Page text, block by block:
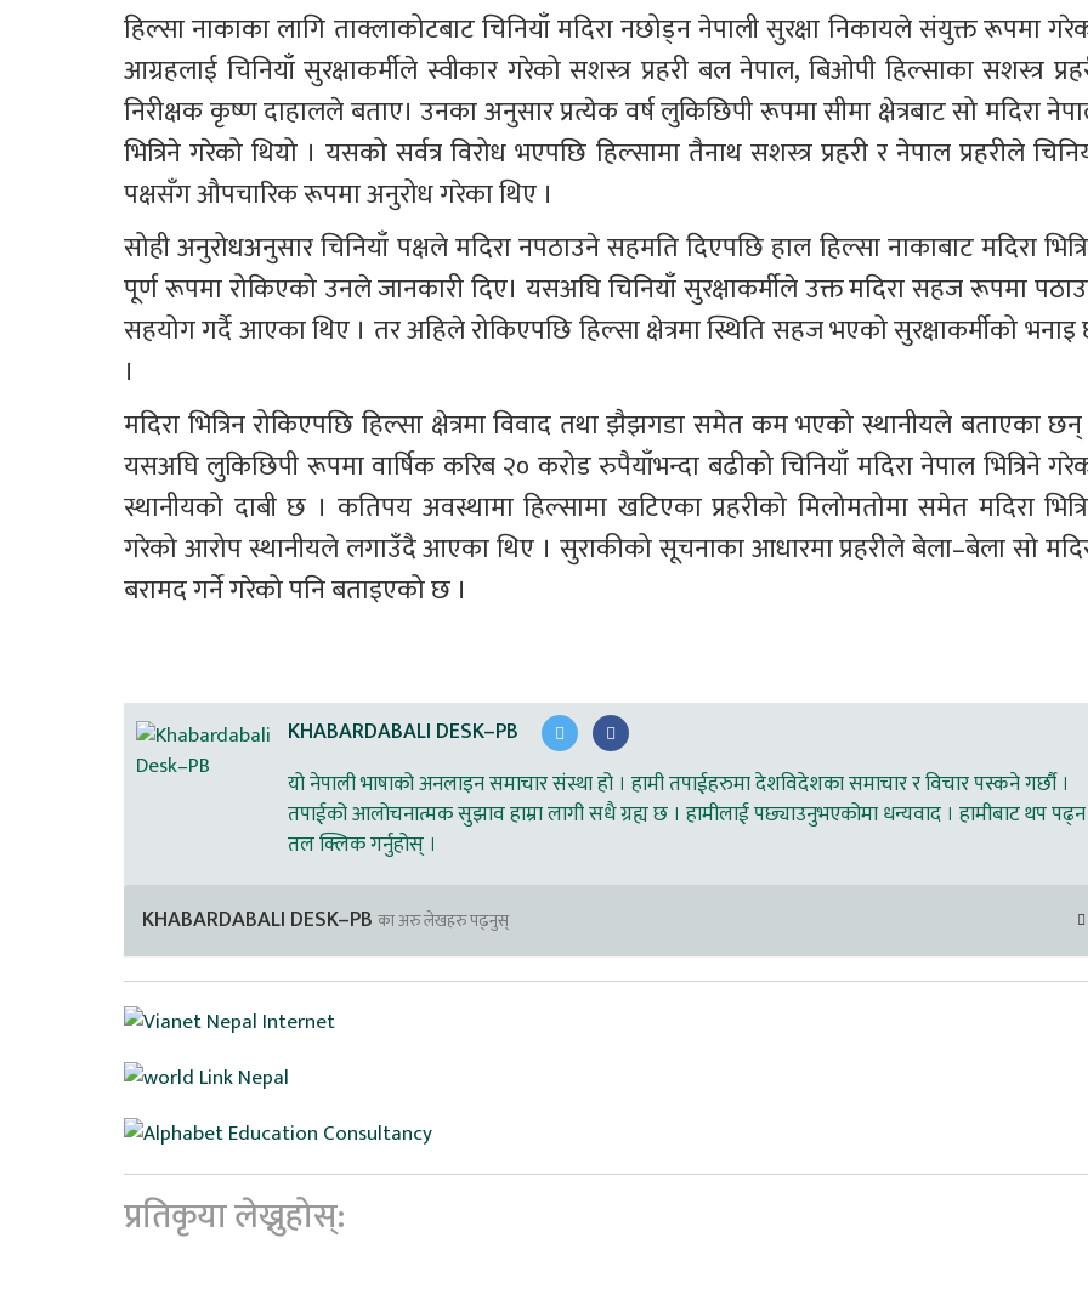
हिल्सा नाकाका लागि ताक्लाकोटबाट चिनियाँ मदिरा नछोड्न नेपाली सुरक्षा निकायले संयुक्त रूपमा
आग्रहलाई चिनियाँ सुरक्षाकर्मीले स्वीकार गरेको सशस्त्र प्रहरी बल नेपाल, बिओपी हिल्साका सशस्त्र
निरीक्षक कृष्ण दाहालले बताए। उनका अनुसार प्रत्येक वर्ष लुकिछिपी रूपमा सीमा क्षेत्रबाट सो मदिरा
भित्रिने गरेको थियो । यसको सर्वत्र विरोध भएपछि हिल्सामा तैनाथ सशस्त्र प्रहरी र नेपाल प्रहरीले
पक्षसँग औपचारिक रूपमा अनुरोध गरेका थिए ।
सोही अनुरोधअनुसार चिनियाँ पक्षले मदिरा नपठाउने सहमति दिएपछि हाल हिल्सा नाकाबाट मदिरा
पूर्ण रूपमा रोकिएको उनले जानकारी दिए। यसअघि चिनियाँ सुरक्षाकर्मीले उक्त मदिरा सहज रूपमा
सहयोग गर्दै आएका थिए । तर अहिले रोकिएपछि हिल्सा क्षेत्रमा स्थिति सहज भएको सुरक्षाकर्मीको
।
मदिरा भित्रिन रोकिएपछि हिल्सा क्षेत्रमा विवाद तथा झैझगडा समेत कम भएको स्थानीयले बताएका छन्
यसअघि लुकिछिपी रूपमा वार्षिक करिब २० करोड रुपैयाँभन्दा बढीको चिनियाँ मदिरा नेपाल भित्रिने
स्थानीयको दाबी छ । कतिपय अवस्थामा हिल्सामा खटिएका प्रहरीको मिलोमतोमा समेत मदिरा
गरेको आरोप स्थानीयले लगाउँदै आएका थिए । सुराकीको सूचनाका आधारमा प्रहरीले बेला–बेला सो
बरामद गर्ने गरेको पनि बताइएको छ ।
KHABARDABALI DESK–PB
यो नेपाली भाषाको अनलाइन समाचार संस्था हो । हामी तपाईहरुमा देशविदेशका समाचार र विचार पस्कने गर्छौ ।
तपाईको आलोचनात्मक सुझाव हाम्रा लागी सधै ग्रह्य छ । हामीलाई पछ्याउनुभएकोमा धन्यवाद । हामीबाट थप पढ्न
तल क्लिक गर्नुहोस् ।
KHABARDABALI DESK–PB का अरु लेखहरु पढ्नुस्
प्रतिकृया लेख्नुहोस्: